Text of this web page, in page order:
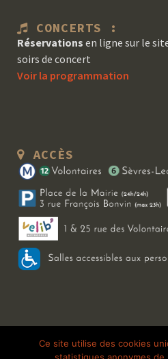
CONCERTS :
Réservations en ligne sur le
soirs de concert
Voir la programmation
ACCÈS
Copyright 2026 Le Bal Blomet | Tous
Ce site utilise des cookies